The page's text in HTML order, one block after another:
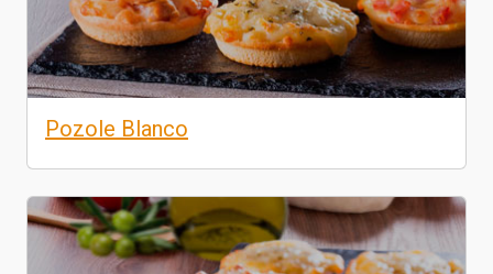
Pozole Blanco